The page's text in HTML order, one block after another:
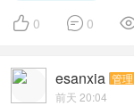
 0  0
esanxia 管
前天 20:04